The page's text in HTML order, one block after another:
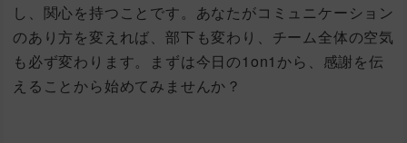
し、関心を持つことです。あなたがコミュニケーション
のあり方を変えれば、部下も変わり、チーム全体の空気
も必ず変わります。まずは今日の1on1から、感謝を伝
えることから始めてみませんか？